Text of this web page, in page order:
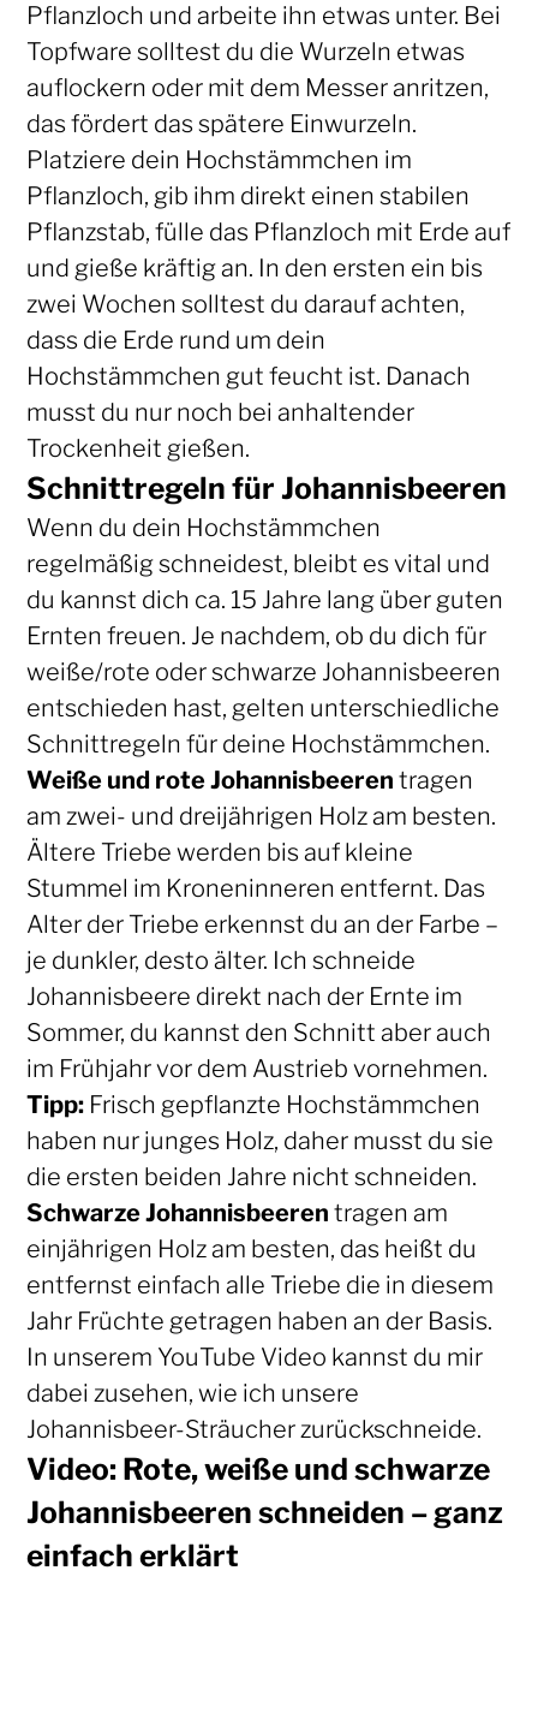
Pflanzloch und arbeite ihn etwas unter. Bei
Topfware solltest du die Wurzeln etwas
auflockern oder mit dem Messer anritzen,
das fördert das spätere Einwurzeln.
Platziere dein Hochstämmchen im
Pflanzloch, gib ihm direkt einen stabilen
Pflanzstab, fülle das Pflanzloch mit Erde auf
und gieße kräftig an. In den ersten ein bis
zwei Wochen solltest du darauf achten,
dass die Erde rund um dein
Hochstämmchen gut feucht ist. Danach
musst du nur noch bei anhaltender
Trockenheit gießen.
Schnittregeln für Johannisbeeren
Wenn du dein Hochstämmchen
regelmäßig schneidest, bleibt es vital und
du kannst dich ca. 15 Jahre lang über guten
Ernten freuen. Je nachdem, ob du dich für
weiße/rote oder schwarze Johannisbeeren
entschieden hast, gelten unterschiedliche
Schnittregeln für deine Hochstämmchen.
Weiße und rote Johannisbeeren tragen
am zwei- und dreijährigen Holz am besten.
Ältere Triebe werden bis auf kleine
Stummel im Kroneninneren entfernt. Das
Alter der Triebe erkennst du an der Farbe –
je dunkler, desto älter. Ich schneide
Johannisbeere direkt nach der Ernte im
Sommer, du kannst den Schnitt aber auch
im Frühjahr vor dem Austrieb vornehmen.
Tipp:Frisch gepflanzte Hochstämmchen
haben nur junges Holz, daher musst du sie
die ersten beiden Jahre nicht schneiden.
Schwarze Johannisbeeren tragen am
einjährigen Holz am besten, das heißt du
entfernst einfach alle Triebe die in diesem
Jahr Früchte getragen haben an der Basis.
In unserem YouTube Video kannst du mir
dabei zusehen, wie ich unsere
Johannisbeer-Sträucher zurückschneide.
Video: Rote, weiße und schwarze
Johannisbeeren schneiden – ganz
einfach erklärt